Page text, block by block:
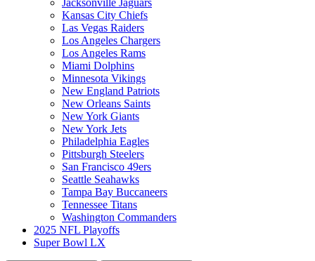
Kansas City Chiefs
Las Vegas Raiders
Los Angeles Chargers
Los Angeles Rams
Miami Dolphins
Minnesota Vikings
New England Patriots
New Orleans Saints
New York Giants
New York Jets
Philadelphia Eagles
Pittsburgh Steelers
San Francisco 49ers
Seattle Seahawks
Tampa Bay Buccaneers
Tennessee Titans
Washington Commanders
2025 NFL Playoffs
Super Bowl LX